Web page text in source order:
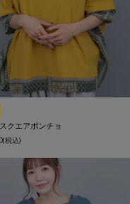
クエアポンチョ
(税込)